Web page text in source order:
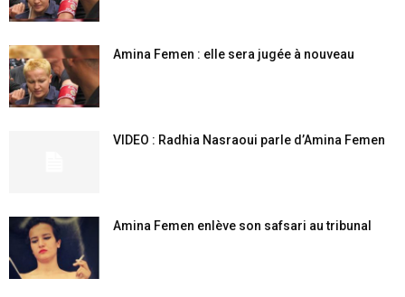
Amina Femen : elle sera jugée à nouveau
VIDEO : Radhia Nasraoui parle d’Amina Femen
Amina Femen enlève son safsari au tribunal